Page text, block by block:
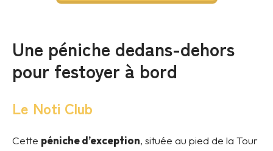
Une péniche dedans-dehors
pour festoyer à bord
Le Noti Club
Cette péniche d’exception, située au pied de la Tour